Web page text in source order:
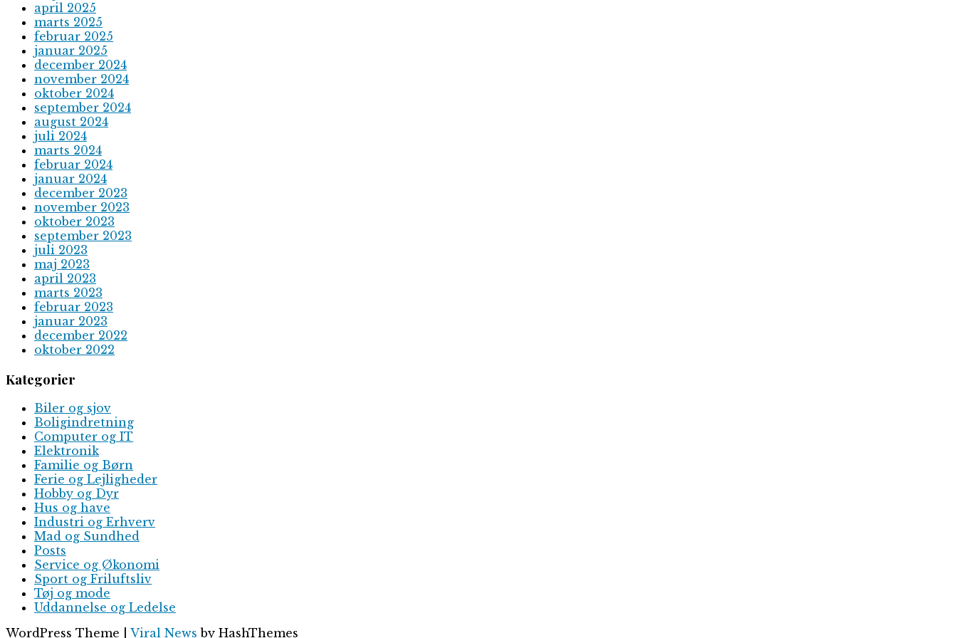
april 2025
marts 2025
februar 2025
januar 2025
december 2024
november 2024
oktober 2024
september 2024
august 2024
juli 2024
marts 2024
februar 2024
januar 2024
december 2023
november 2023
oktober 2023
september 2023
juli 2023
maj 2023
april 2023
marts 2023
februar 2023
januar 2023
december 2022
oktober 2022
Kategorier
Biler og sjov
Boligindretning
Computer og IT
Elektronik
Familie og Børn
Ferie og Lejligheder
Hobby og Dyr
Hus og have
Industri og Erhverv
Mad og Sundhed
Posts
Service og Økonomi
Sport og Friluftsliv
Tøj og mode
Uddannelse og Ledelse
WordPress Theme
Viral News by HashThemes